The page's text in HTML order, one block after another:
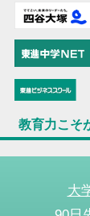
教育力こそ
大